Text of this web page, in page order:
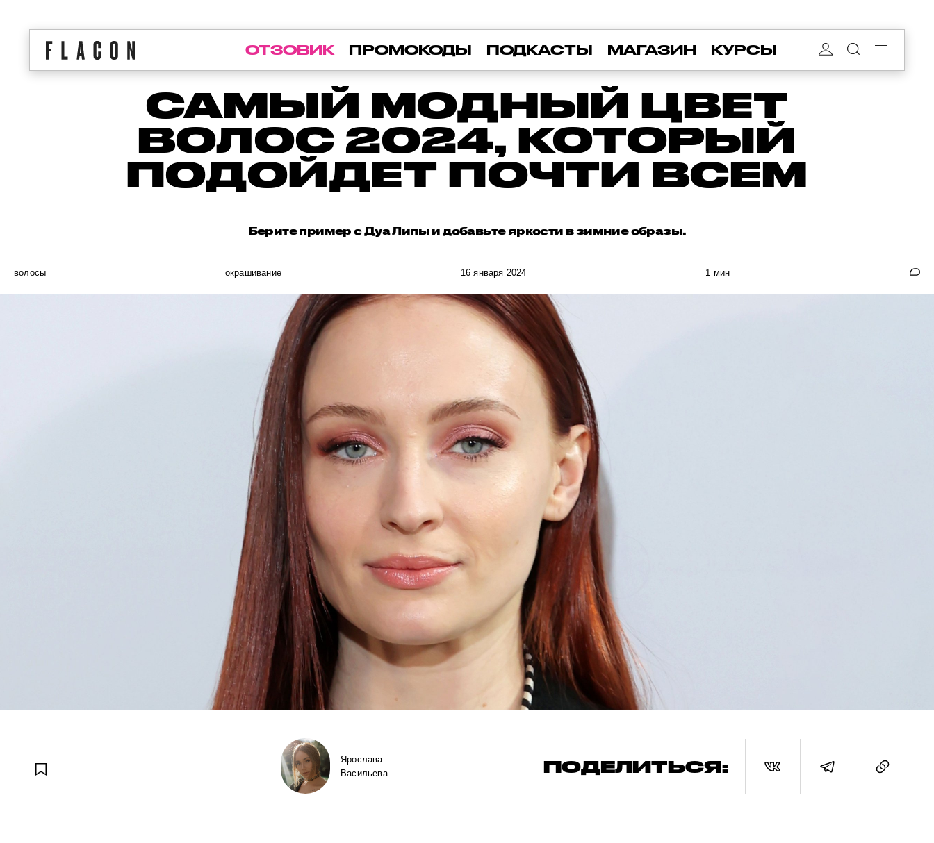
ОТЗОВИК ПРОМОКОДЫ ПОДКАСТЫ МАГАЗИН КУРСЫ
САМЫЙ МОДНЫЙ ЦВЕТ
ВОЛОС 2024, КОТОРЫЙ
ПОДОЙДЕТ ПОЧТИ ВСЕМ
Берите пример с Дуа Липы и добавьте яркости в зимние образы.
волосы окрашивание 16 января 2024 1 мин
Ярослава
Васильева
ПОДЕЛИТЬСЯ: